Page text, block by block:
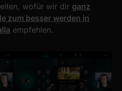
wofür wir dir ganz
zum besser werden in
empfehlen.